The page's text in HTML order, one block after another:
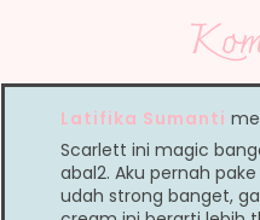
Latifika Sumanti
Scarlett ini magic
abal2. Aku pernah
udah strong banget,